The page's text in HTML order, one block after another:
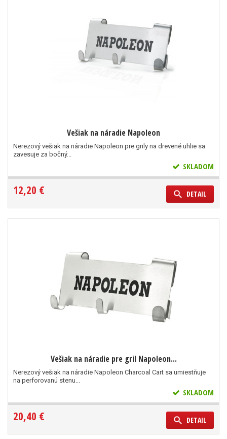
Vešiak na náradie Napoleon
Nerezový vešiak na náradie Napoleon pre grily na drevené uhlie sa
zavesuje za bočný...
SKLADOM
12,20 € DETAIL
Vešiak na náradie pre gril Napoleon...
Nerezový vešiak na náradie Napoleon Charcoal Cart sa umiestňuje
na perforovanú stenu...
SKLADOM
20,40 € DETAIL